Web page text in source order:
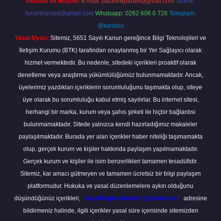
forumhizmeti@gmail.com Whatsapp: 0262 606 0 726 Telegram:
@karabul
Yasal Uyarı: Sitemiz, 5651 Sayılı Kanun gereğince Bilgi Teknolojileri ve
İletişim Kurumu (BTK) tarafından onaylanmış bir Yer Sağlayıcı olarak
hizmet vermektedir. Bu nedenle, sitedeki içerikleri proaktif olarak
denetleme veya araştırma yükümlülüğümüz bulunmamaktadır. Ancak,
üyelerimiz yazdıkları içeriklerin sorumluluğunu taşımakta olup, siteye
üye olarak bu sorumluluğu kabul etmiş sayılırlar. Bu internet sitesi,
herhangi bir marka, kurum veya şahıs şirketi ile hiçbir bağlantısı
bulunmamaktadır. Sitede yalnızca kendi hazırladığımız makaleler
paylaşılmaktadır. Burada yer alan içerikler haber niteliği taşımamakta
olup, gerçek kurum ve kişiler hakkında paylaşım yapılmamaktadır.
Gerçek kurum ve kişiler ile isim benzerlikleri tamamen tesadüfidir.
Sitemiz, kar amacı gütmeyen ve tamamen ücretsiz bir bilgi paylaşım
platformudur. Hukuka ve yasal düzenlemelere aykırı olduğunu
düşündüğünüz içerikleri,
backlinkpanelicomtr@gmail.com
adresine
bildirmeniz halinde, ilgili içerikler yasal süre içerisinde sitemizden